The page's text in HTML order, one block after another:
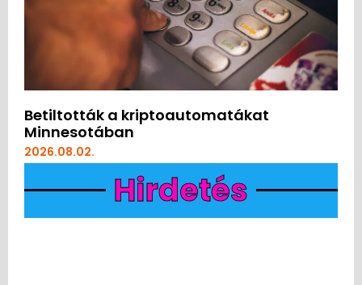
Betiltották a kriptoautomatákat
Minnesotában
2026.08.02.
Hirdetés